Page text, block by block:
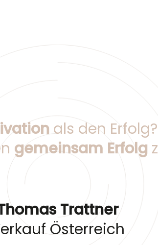
als den
gemeinsam Erfolg
Trattner
Österreich